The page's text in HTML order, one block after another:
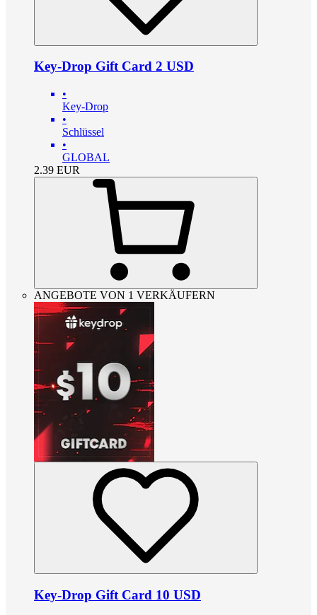
Key-Drop Gift Card 2 USD
•
Key-Drop
•
Schlüssel
•
GLOBAL
2.39 EUR
ANGEBOTE VON 1 VERKÄUFERN
Key-Drop Gift Card 10 USD